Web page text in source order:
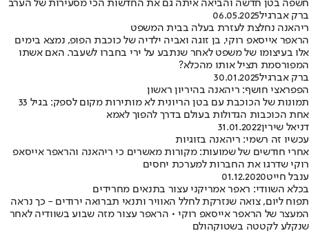
חשפה בטן חדשה והביאה איתה גם את החדשות הכי מסעירות של הערב
ברק אברגיל06.05.2025
ריהאנה נחלצת לעזרת בעלה בבית המשפט
הראפר אייסאפ רוקי, בן זוגה ואביה ילדיה של כוכבת הפופ, נמצא בימים
אלו בעיצומו של משפט לאחר שנתבע על ירי בחברו לשעבר. האם אשתו
המפורסמת תציל אותו מהכלא?
ברק אברגיל30.01.2025
הפפראצי חושף: ריהאנה בהיריון ראשון
תמונות של הכוכבת עם בטן הריונית לא מותירות מקום לספק: בגיל 33
אחת הכוכבות הגדולות בעולם בדרך להפוך לאמא
דניאל שירין31.01.2022
עכשיו זה רשמי: ריהאנה בזוגיות
אחרי חודשים של שמועות: מקורות מאשרים כי ריהאנה והראפר אייסאפ
רוקי שדרגו את החברות למערכת יחסים
ענבל חייט01.12.2020
בכלא השוודי: ראפר אמריקני עצור בתנאים מחרידים
תפוח ליום, צואה שנזרקת לחלל האוויר ותנאי תברואה ירודים - כך נראה
המעצר של הראפר אייסאפ רוקי • הראפר עצור מזה שבוע בשוודיה לאחר
שנקלע לקטטה בשטוקהולם